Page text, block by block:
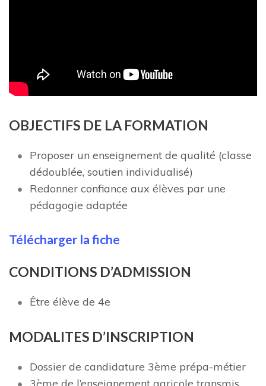
OBJECTIFS DE LA FORMATION
Proposer un enseignement de qualité (classe
dédoublée, soutien individualisé)
Redonner confiance aux élèves par une
pédagogie adaptée
Télécharger la fiche
CONDITIONS D’ADMISSION
Être élève de 4e
MODALITES D’INSCRIPTION
Dossier de candidature 3ème prépa-métier